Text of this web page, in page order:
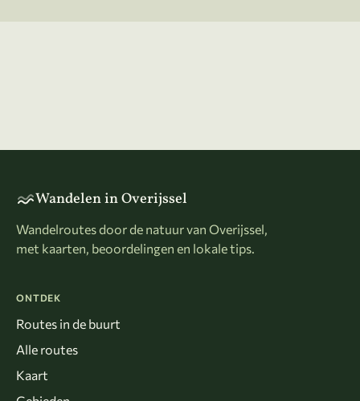
Wandelen in Overijssel
Wandelroutes door de natuur van Overijssel,
met kaarten, beoordelingen en lokale tips.
ONTDEK
Routes in de buurt
Alle routes
Kaart